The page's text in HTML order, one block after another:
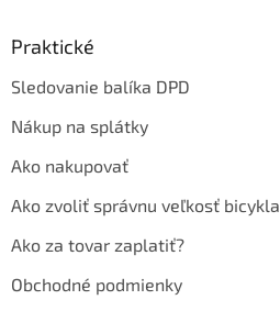
Praktické
Sledovanie balíka DPD
Nákup na splátky
Ako nakupovať
Ako zvoliť správnu veľkosť bicykla
Ako za tovar zaplatiť?
Obchodné podmienky